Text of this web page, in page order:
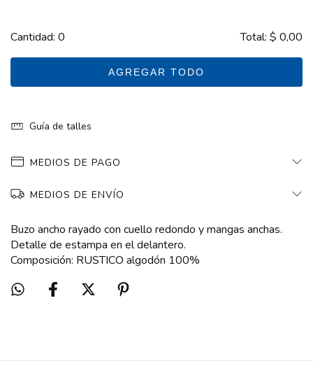
Cantidad: 0 Total: $ 0,00
AGREGAR TODO
Guía de talles
MEDIOS DE PAGO
MEDIOS DE ENVÍO
Buzo ancho rayado con cuello redondo y mangas anchas.
Detalle de estampa en el delantero.
Composición: RUSTICO algodón 100%